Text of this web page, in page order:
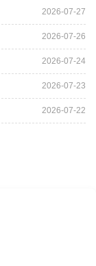
2026-07-27
2026-07-26
2026-07-24
2026-07-23
2026-07-22